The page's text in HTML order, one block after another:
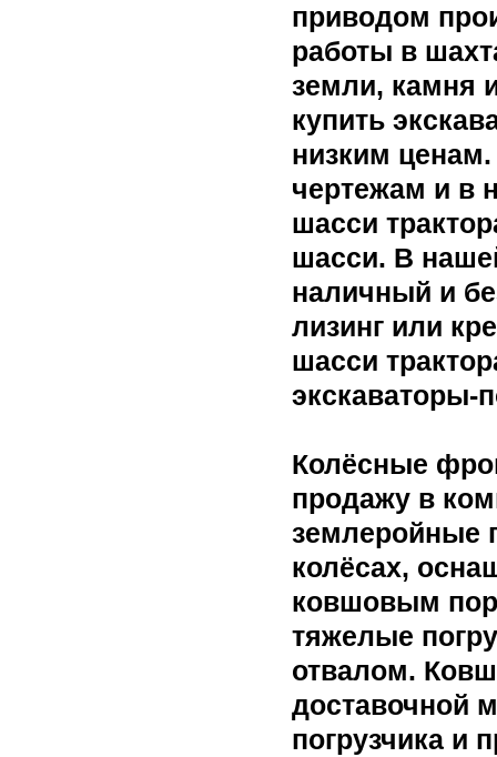
приводом
работы в
земли, камня
купить
низким
чертежам и в
шасси
шасси. В
наличный и
лизинг или
шасси
экскаваторы-
Колёсные
продажу в
землеройные
колёсах,
ковшовым
тяжелые
отвалом.
доставочной
погрузчика и